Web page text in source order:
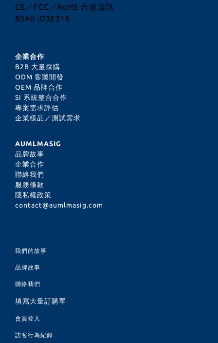
CE／FCC／RoHS 合規資訊
BSMI :D3E318
企業合作
B2B 大量採購
ODM 客製開發
OEM 品牌合作
SI 系統整合合作
專案需求評估
企業樣品／測試需求
AUMLMASIG
品牌故事
企業合作
聯絡我們
服務條款
隱私權政策
contact@aumlmasig.com
我們的故事
品牌故事
聯絡我們
填寫大量訂購單
會員登入
訪客行為紀錄